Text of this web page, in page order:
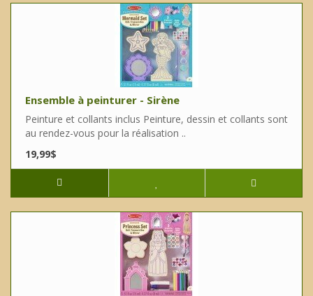
Ensemble à peinturer - Sirène
Peinture et collants inclus Peinture, dessin et collants sont
au rendez-vous pour la réalisation ..
19,99$